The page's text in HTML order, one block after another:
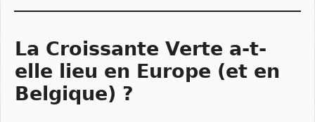
La Croissante Verte a-t-
elle lieu en Europe (et en
Belgique) ?